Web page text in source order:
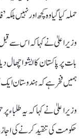
حملہ کیا گیا وہ کچھ اور نہیں
وزیرا علیٰ نے کہا کہ اس سے
بات پر پاکستان کا ایشو
ہمیں فخر ہے کہ ہندوستان
وزیرا علیٰ نے کہا کہ یہ طلباء
حکومت کی تنقید کرنے کی